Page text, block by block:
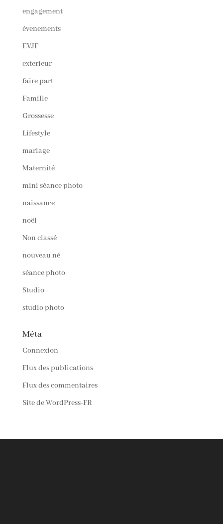
engagement
évenements
EVJF
exterieur
faire part
Famille
Grossesse
Lifestyle
mariage
Maternité
mini séance photo
naissance
noël
Non classé
nouveau né
séance photo
Studio
studio photo
Méta
Connexion
Flux des publications
Flux des commentaires
Site de WordPress-FR